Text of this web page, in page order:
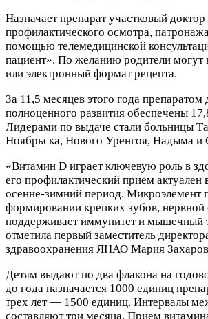
Назначает препарат участковый
профилактического осмотра,
помощью телемедицинской
пациент». По желанию родители
или электронный формат рецепта.
За 11,5 месяцев этого года препаратом
полноценного развития обеспечены
Лидерами по выдаче стали больницы
Ноябрьска, Нового Уренгоя, Надыма и
«Витамин D играет ключевую роль в
его профилактический прием актуален
осенне-зимний период. Микроэлемент
формировании крепких зубов, нервной
поддерживает иммунитет и мышечный
отметила первый заместитель
здравоохранения ЯНАО Мария
Детям выдают по два флакона на
до года назначается 1000 единиц
трех лет — 1500 единиц. Интервалы
составляют три месяца. Прием